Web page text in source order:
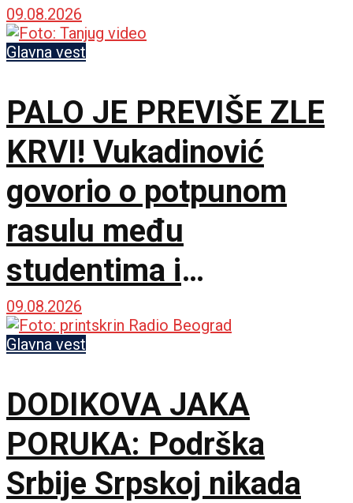
09.08.2026
Glavna vest
PALO JE PREVIŠE ZLE
KRVI! Vukadinović
govorio o potpunom
rasulu među
studentima i
opozicijom: Neka nam
je Bog u pomoći
09.08.2026
Glavna vest
DODIKOVA JAKA
PORUKA: Podrška
Srbije Srpskoj nikada